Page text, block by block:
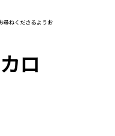
尋ねくださるようお
ロ